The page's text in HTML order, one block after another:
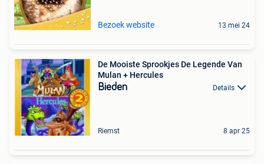
Bezoek website 13 mei 24
De Mooiste Sprookjes De Legende Van
Mulan + Hercules
Bieden Details
Riemst 8 apr 25